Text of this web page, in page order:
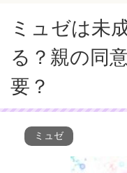
ミュゼは未
る？親の同
要？
ミュゼ